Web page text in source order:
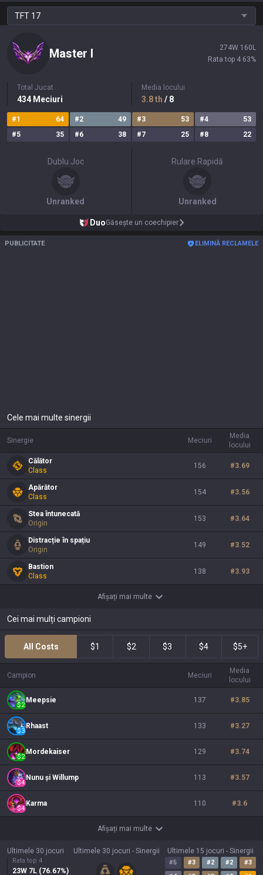
TFT 17
Master I 274W 160 L
Rata top 4 63%
Total Jucat
434 Meciuri
Media locului
3.8th / 8
#1 64 #2 49 #3 53 #4
53
#5 35 #6 38 #7 25 #8 22
Dublu Joc
Unranked
Rulare Rapidă
Unranked
DuoGăsește un coechipier
PUBLICITATE ELIMINĂ RECLAMELE
Cele mai multe sinergii
Sinergie Meciuri
Media
locului
Călător
Class
156 #3.69
Apărător
Class
154 #3.56
Stea întunecată
Origin
153 #3.64
Distracție în spațiu
Origin
149 #3.52
Bastion
Class
138 #3.93
Afișați mai multe
Cei mai mulți campioni
All Costs $1 $2 $3 $4 $5+
Campion Meciuri
Media
locului
$2
Meepsie 137 #3.85
$3
Rhaast 133 #3.27
$2
Mordekaiser 129 #3.74
$4
Nunu și Willump 113 #3.57
$4
Karma 110 #3.6
Afișați mai multe
Ultimele 30 jocuri
Rata top 4
23W 7L (76.67%)
Ultimele 30 jocuri - Sinergii Ultimele 15 jocuri - Sinergii
#5 #3 #2 #2 #3